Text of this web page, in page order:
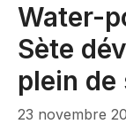
Water-
Sète
plein
23 novembre